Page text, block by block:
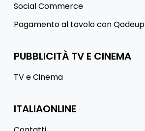
Social Commerce
Pagamento al tavolo con Qodeup
PUBBLICITÀ TV E CINEMA
TV e Cinema
ITALIAONLINE